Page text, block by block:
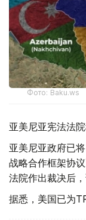
Фото: Baku.ws
亚美尼亚宪法法
亚美尼亚政府已
战略合作框架协
法院作出裁决后
据悉，美国已为